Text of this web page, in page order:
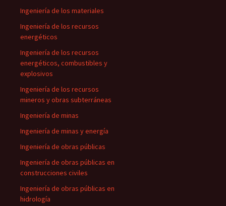
Ingeniería de los materiales
Ingeniería de los recursos
energéticos
Ingeniería de los recursos
energéticos, combustibles y
explosivos
Ingeniería de los recursos
mineros y obras subterráneas
Ingeniería de minas
Ingeniería de minas y energía
Ingeniería de obras públicas
Ingeniería de obras públicas en
construcciones civiles
Ingeniería de obras públicas en
hidrología